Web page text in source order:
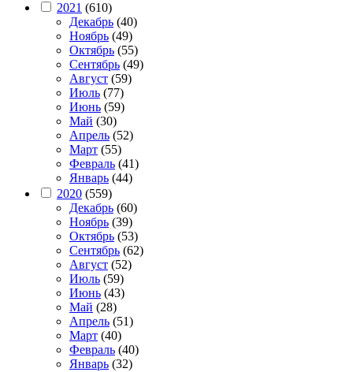
2021 (610)
Декабрь (40)
Ноябрь (49)
Октябрь (55)
Сентябрь (49)
Август (59)
Июль (77)
Июнь (59)
Май (30)
Апрель (52)
Март (55)
Февраль (41)
Январь (44)
2020 (559)
Декабрь (60)
Ноябрь (39)
Октябрь (53)
Сентябрь (62)
Август (52)
Июль (59)
Июнь (43)
Май (28)
Апрель (51)
Март (40)
Февраль (40)
Январь (32)